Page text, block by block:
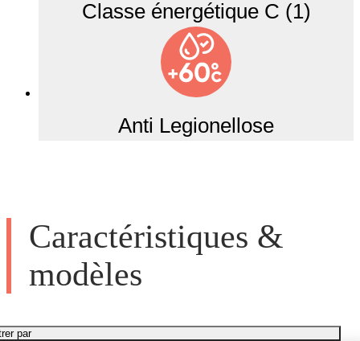
Classe énergétique C (1)
Anti Legionellose
Caractéristiques &
modèles
par